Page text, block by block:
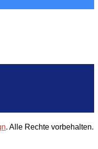
. Alle Rechte vorbehalten.